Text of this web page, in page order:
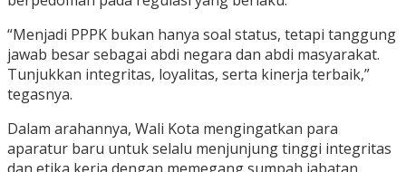
“Menjadi PPPK bukan hanya soal status, tetapi tanggung
jawab besar sebagai abdi negara dan abdi masyarakat.
Tunjukkan integritas, loyalitas, serta kinerja terbaik,”
tegasnya.
Dalam arahannya, Wali Kota mengingatkan para
aparatur baru untuk selalu menjunjung tinggi integritas